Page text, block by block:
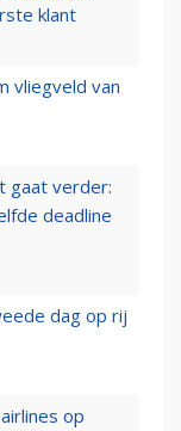
klant
vliegveld van
gaat verder:
deadline
dag op rij
op